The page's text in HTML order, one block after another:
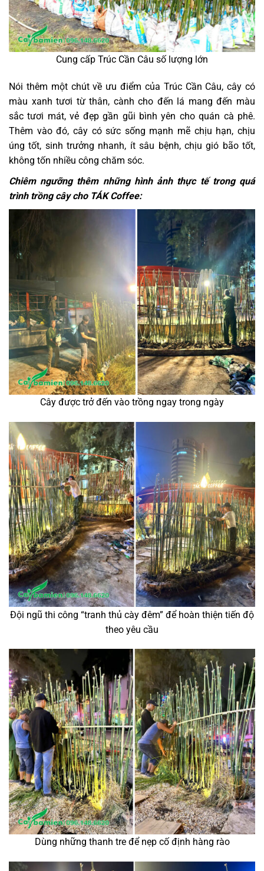
Cung cấp Trúc Cần Câu số lượng lớn
Nói thêm một chút về ưu điểm của Trúc Cần Câu, cây có
màu xanh tươi từ thân, cành cho đến lá mang đến màu
sắc tươi mát, vẻ đẹp gần gũi bình yên cho quán cà phê.
Thêm vào đó, cây có sức sống mạnh mẽ chịu hạn, chịu
úng tốt, sinh trưởng nhanh, ít sâu bệnh, chịu gió bão tốt,
không tốn nhiều công chăm sóc.
Chiêm ngưỡng thêm những hình ảnh thực tế trong quá
trình trồng cây cho TÁK Coffee:
Cây được trở đến vào trồng ngay trong ngày
Đội ngũ thi công “tranh thủ cày đêm” để hoàn thiện tiến độ
theo yêu cầu
Dùng những thanh tre để nẹp cố định hàng rào